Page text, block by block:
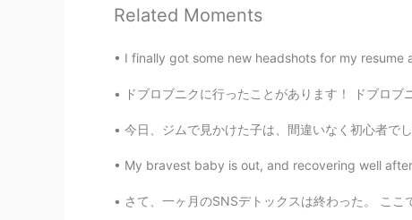
AR EN
EL MéhDi
Related Moments
I finally got some new headshots for my
ドブロブニクに行ったことがあります！ ドブロブニクはすごく綺麗な街です😉🇭🇷 コロナウイ
今日、ジムで見かけた子は、間違いなく初心者でした。彼は、私がトレーニングを始めたときと
My bravest baby is out, and recovering well
さて、一ヶ月のSNSデトックスは終わった。 ここで途中で気付いたことを書いておく。